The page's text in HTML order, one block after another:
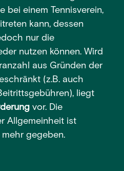
bei einem Tennisverein,
kann, dessen
nur die
nutzen können. Wird
aus Gründen der
(z.B. auch
liegt
vor. Die
Allgemeinheit ist
gegeben.